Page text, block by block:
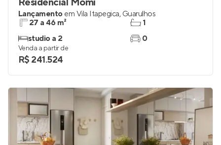
Lançamento em Vila Itapegica, Guarulhos
27 a 46 m²
studio a 2
1
0
Venda a partir de
R$ 241.524